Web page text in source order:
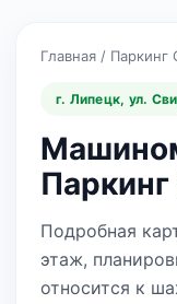
Главная / Паркинг
г. Липецк, ул.
Подробная
этаж,
относится к